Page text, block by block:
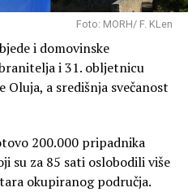
meteoalarm za cijelu
smanjimo fizičke napore
suncu između 10 i 17
hranu, uzimati više
obavljati ujutro i navečer.
Foto: MORH/ F. KLen
i domovinske
i 31. obljetnicu
a središnja svečanost
200.000 pripadnika
su za 85 sati oslobodili više
okupiranog područja.